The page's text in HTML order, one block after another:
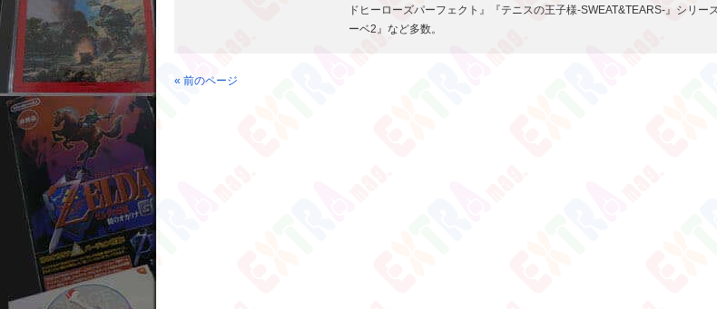
ドヒーローズパーフェクト』『テニスの王子様-SWEAT&TEARS-』シリー
ーベ2』など多数。
« 前のページ